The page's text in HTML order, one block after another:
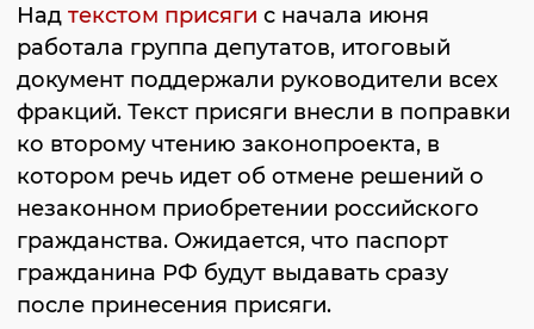
Над текстом присяги с начала июня
работала группа депутатов, итоговый
документ поддержали руководители всех
фракций. Текст присяги внесли в поправки
ко второму чтению законопроекта, в
котором речь идет об отмене решений о
незаконном приобретении российского
гражданства. Ожидается, что паспорт
гражданина РФ будут выдавать сразу
после принесения присяги.